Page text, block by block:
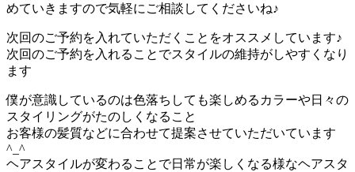
めていきますので気軽にご相談してくださいね♪
次回のご予約を入れていただくことをオススメしています♪
次回のご予約を入れることでスタイルの維持がしやすくなり
ます
僕が意識しているのは色落ちしても楽しめるカラーや日々の
スタイリングがたのしくなること
お客様の髪質などに合わせて提案させていただいています
^_^
ヘアスタイルが変わることで日常が楽しくなる様なヘアスタ